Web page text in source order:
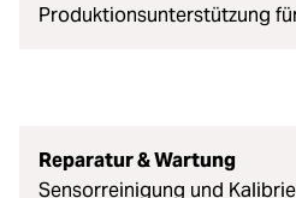
Produktionsunterstützung
Reparatur & Wartung
Sensorreinigung und